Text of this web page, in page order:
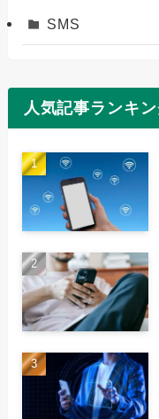
SMS
人気記事ランキ